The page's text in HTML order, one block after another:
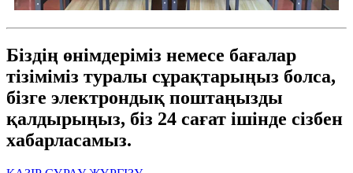
Біздің өнімдеріміз немесе бағалар
тізіміміз туралы сұрақтарыңыз болса,
бізге электрондық поштаңызды
қалдырыңыз, біз 24 сағат ішінде сізбен
хабарласамыз.